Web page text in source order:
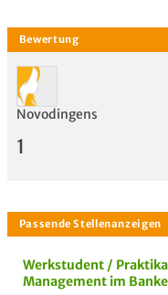
Novodingens
1
Werkstudent /
Management im